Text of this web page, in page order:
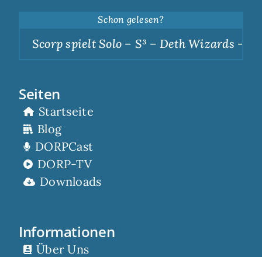
Schon gelesen?
Scorp spielt Solo – S³ – Deth Wizards –
Seiten
Startseite
Blog
DORPCast
DORP-TV
Downloads
Informationen
Über Uns